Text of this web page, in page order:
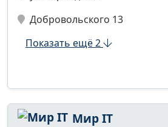
Добровольского 13
Показать ещё 2
Мир IT